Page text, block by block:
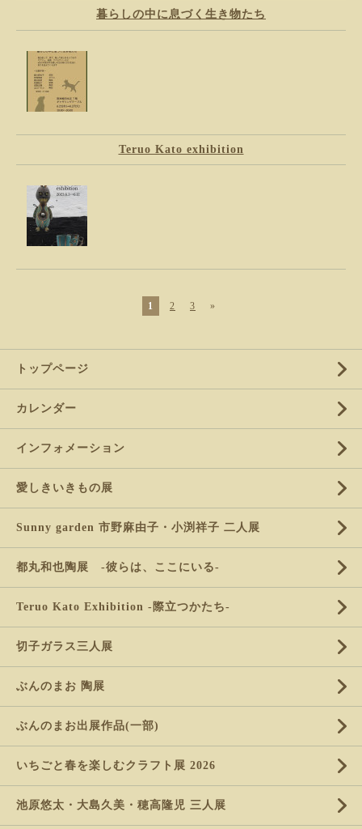
暮らしの中に息づく生き物たち
Teruo Kato exhibition
1 2 3 »
トップページ
カレンダー
インフォメーション
愛しきいきもの展
Sunny garden 市野麻由子・小渕祥子 二人展
都丸和也陶展 -彼らは、ここにいる-
Teruo Kato Exhibition -際立つかたち-
切子ガラス三人展
ぶんのまお 陶展
ぶんのまお出展作品(一部)
いちごと春を楽しむクラフト展 2026
池原悠太・大島久美・穂高隆児 三人展